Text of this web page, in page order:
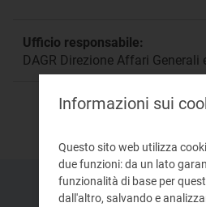
Ufficio responsabile:
DAGR Direzione Affari Generali
Informazioni sui
Questo sito web utilizza
due funzioni: da un lato
funzionalità di base per
dall'altro, salvando e